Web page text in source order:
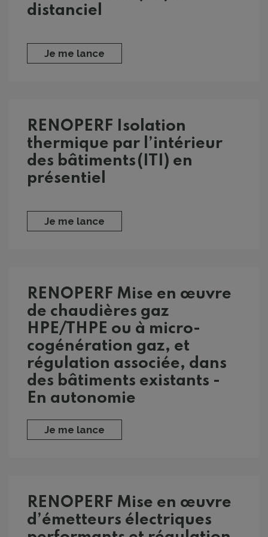
distanciel
Je me lance
RENOPERF Isolation
thermique par l’intérieur
des bâtiments (ITI) en
présentiel
Je me lance
RENOPERF Mise en œuvre
de chaudières gaz
HPE/THPE ou à micro-
cogénération gaz, et
régulation associée, dans
des bâtiments existants -
En autonomie
Je me lance
RENOPERF Mise en œuvre
d’émetteurs électriques